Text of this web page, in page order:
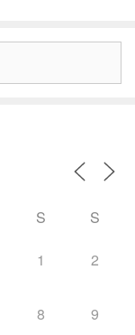
S S
1 2
8 9